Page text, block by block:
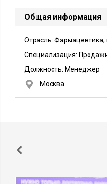
Общая информация
Отрасль:
Специализация:
Должность: Менеджер
Москва